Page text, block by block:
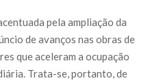
pela ampliação da
de avanços nas obras de
que aceleram a ocupação
Trata-se, portanto, de